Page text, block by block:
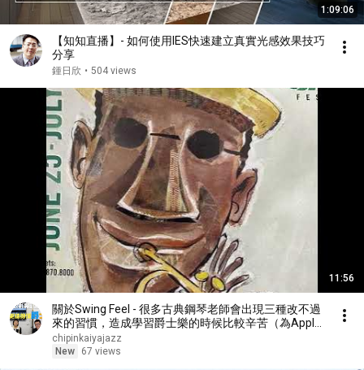
1:09:06
【知知直播】- 如何使用IES快速建立真實光感效果技巧
分享
鍾日欣 • 504 views
11:56
關於Swing Feel - 很多古典鋼琴老師會出現三種改不過
來的習慣，造成學習爵士樂的時候比較辛苦（為Apple
Podcast重傳版）
chipinkaiyajazz
New
67 views